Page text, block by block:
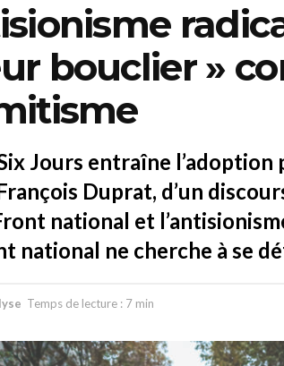
bouclier »
Jours entraîne l’adoption
Duprat, d’un
national et
national ne cherche à se
Temps de lecture : 7 min